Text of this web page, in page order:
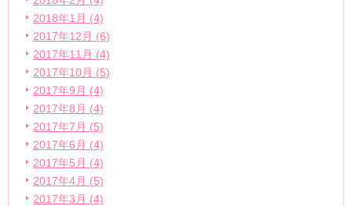
2018年1月 (4)
2017年12月 (6)
2017年11月 (4)
2017年10月 (5)
2017年9月 (4)
2017年8月 (4)
2017年7月 (5)
2017年6月 (4)
2017年5月 (4)
2017年4月 (5)
2017年3月 (4)